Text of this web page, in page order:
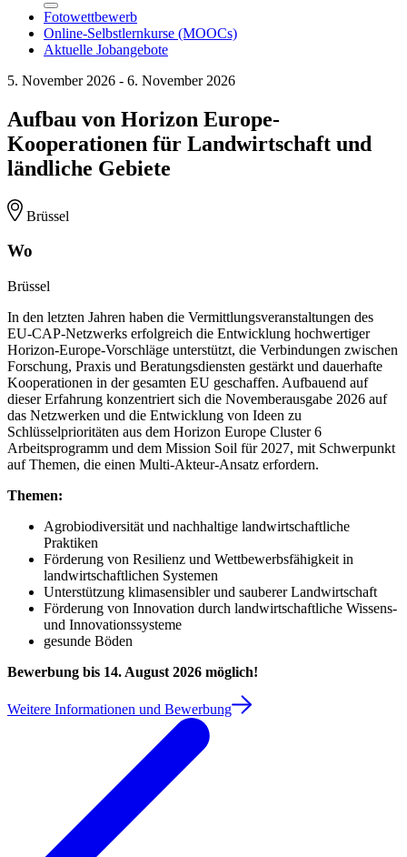
Fotowettbewerb
Online-Selbstlernkurse (MOOCs)
Aktuelle Jobangebote
5. November 2026 - 6. November 2026
Aufbau von Horizon Europe-
Kooperationen für Landwirtschaft und
ländliche Gebiete
Brüssel
Wo
Brüssel
In den letzten Jahren haben die Vermittlungsveranstaltungen des
EU-CAP-Netzwerks erfolgreich die Entwicklung hochwertiger
Horizon-Europe-Vorschläge unterstützt, die Verbindungen zwischen
Forschung, Praxis und Beratungsdiensten gestärkt und dauerhafte
Kooperationen in der gesamten EU geschaffen. Aufbauend auf
dieser Erfahrung konzentriert sich die Novemberausgabe 2026 auf
das Netzwerken und die Entwicklung von Ideen zu
Schlüsselprioritäten aus dem Horizon Europe Cluster 6
Arbeitsprogramm und dem Mission Soil für 2027, mit Schwerpunkt
auf Themen, die einen Multi-Akteur-Ansatz erfordern.
Themen:
Agrobiodiversität und nachhaltige landwirtschaftliche
Praktiken
Förderung von Resilienz und Wettbewerbsfähigkeit in
landwirtschaftlichen Systemen
Unterstützung klimasensibler und sauberer Landwirtschaft
Förderung von Innovation durch landwirtschaftliche Wissens-
und Innovationssysteme
gesunde Böden
Bewerbung bis 14. August 2026 möglich!
Weitere Informationen und Bewerbung